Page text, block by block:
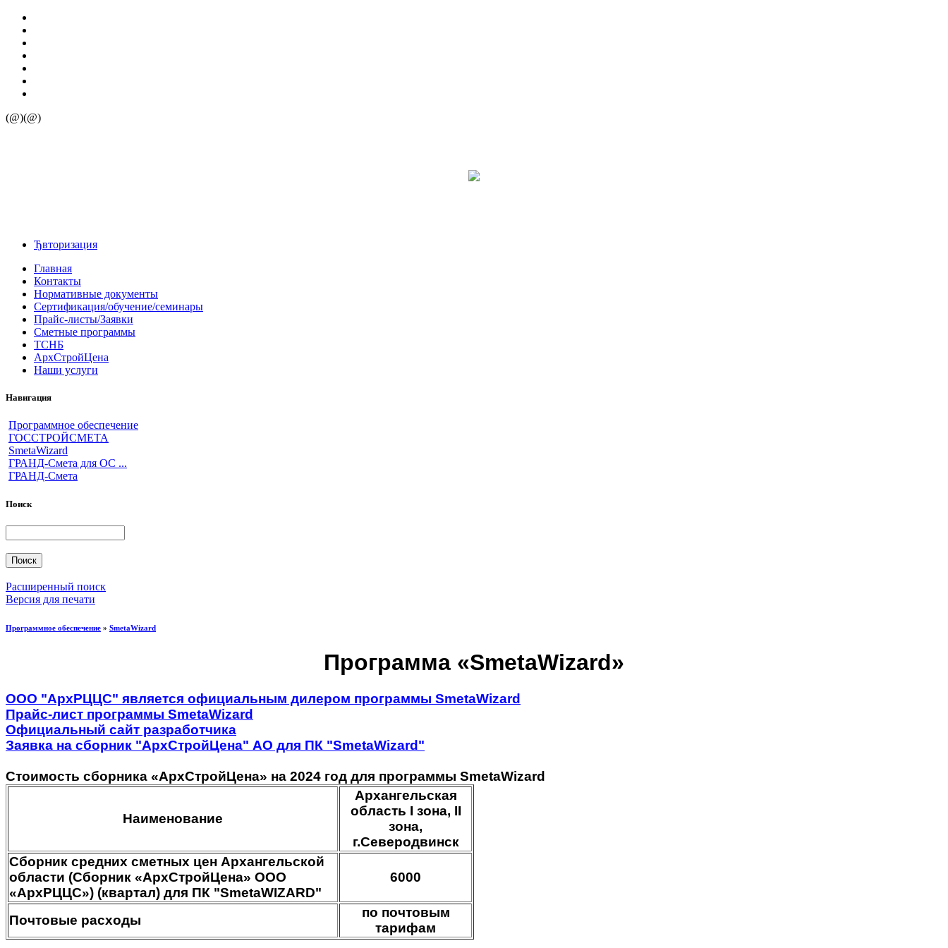
(@)(@)
Ђвторизация
Главная
Контакты
Нормативные документы
Сертификация/обучение/семинары
Прайс-листы/Заявки
Сметные программы
ТСНБ
АрхСтройЦена
Наши услуги
Навигация
Программное обеспечение
ГОССТРОЙСМЕТА
SmetaWizard
ГРАНД-Смета для ОС ...
ГРАНД-Смета
Поиск
Расширенный поиск
Версия для печати
Программное обеспечение » SmetaWizard
Программа «SmetaWizard»
ООО "АрхРЦЦС" является официальным дилером программы SmetaWizard
Прайс-лист программы SmetaWizard
Официальный сайт разработчика
Заявка на сборник "АрхСтройЦена" АО для ПК "SmetaWizard"
Стоимость сборника «АрхСтройЦена» на 2024 год для программы SmetaWizard
Наименование
Архангельская
область I зона, II
зона,
г.Северодвинск
Сборник средних сметных цен Архангельской
области (Сборник «АрхСтройЦена» ООО
«АрхРЦЦС») (квартал) для ПК "SmetaWIZARD"
6000
Почтовые расходы
по почтовым
тарифам